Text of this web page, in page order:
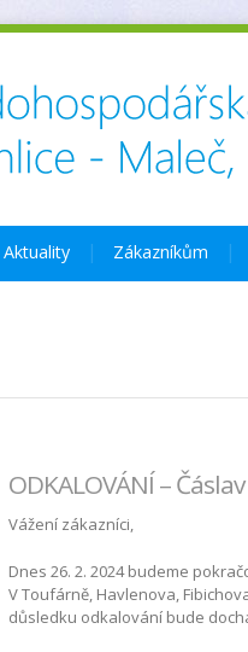
Aktuality Zákazníkům
ODKALOVÁNÍ –
Vážení zákazníci,
Dnes 26. 2. 2024 budeme
V Toufárně, Havlenova,
důsledku odkalování bude